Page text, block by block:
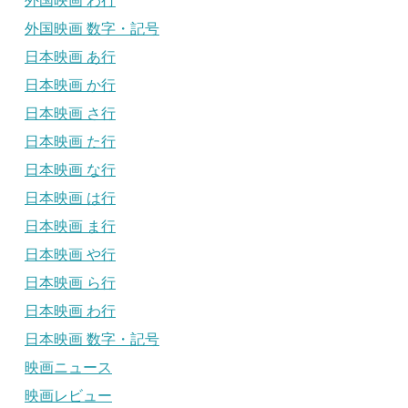
外国映画 数字・記号
日本映画 あ行
日本映画 か行
日本映画 さ行
日本映画 た行
日本映画 な行
日本映画 は行
日本映画 ま行
日本映画 や行
日本映画 ら行
日本映画 わ行
日本映画 数字・記号
映画ニュース
映画レビュー